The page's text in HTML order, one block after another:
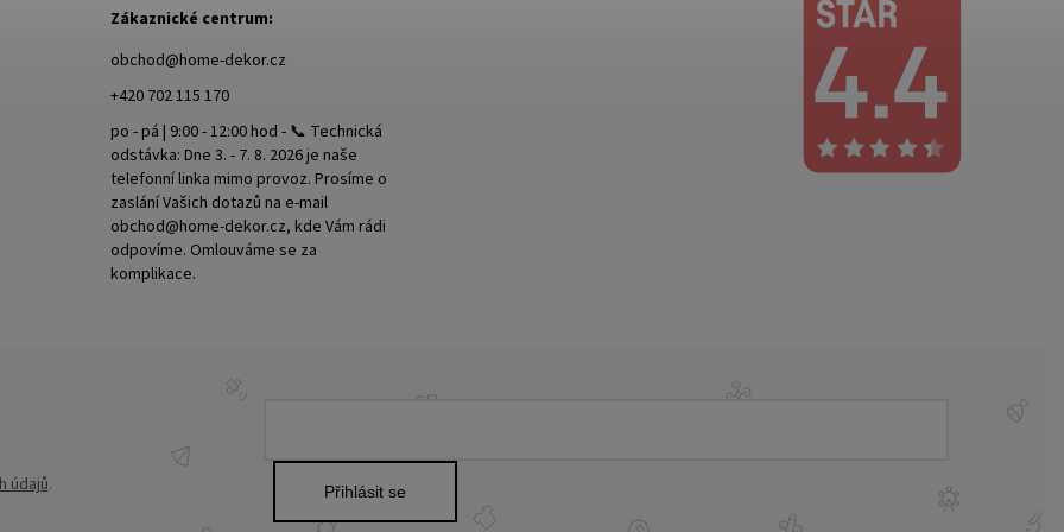
údajů. Přihlásit se
Zákaznické centrum:
obchod@home-dekor.cz
+420 702 115 170
po - pá | 9:00 - 12:00 hod - 📞 Technická
odstávka: Dne 3. - 7. 8. 2026 je naše
telefonní linka mimo provoz. Prosíme o
zaslání Vašich dotazů na e-mail
obchod@home-dekor.cz, kde Vám rádi
odpovíme. Omlouváme se za
komplikace.